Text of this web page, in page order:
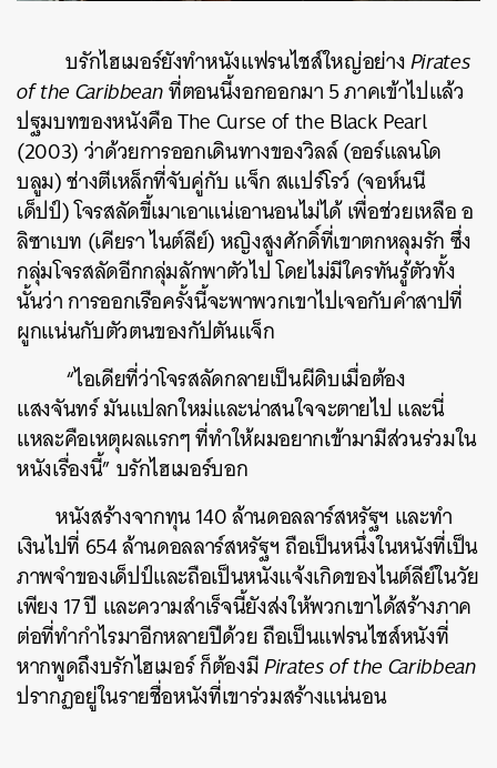
บรักไฮเมอร์ยังทำหนังแฟรนไชส์ใหญ่อย่างPirates
of the Caribbeanที่ตอนนี้งอกออกมา 5 ภาคเข้าไปแล้ว
ปฐมบทของหนังคือThe Curse of the Black Pearl
(2003) ว่าด้วยการออกเดินทางของวิลล์ (ออร์แลนโด
บลูม) ช่างตีเหล็กที่จับคู่กับ แจ็ก สแปร์โรว์ (จอห์นนี
เด็ปป์) โจรสลัดขี้เมาเอาแน่เอานอนไม่ได้ เพื่อช่วยเหลือ อ
ลิซาเบท (เคียรา ไนต์ลีย์) หญิงสูงศักดิ์ที่เขาตกหลุมรัก ซึ่ง
กลุ่มโจรสลัดอีกกลุ่มลักพาตัวไป โดยไม่มีใครทันรู้ตัวทั้ง
นั้นว่า การออกเรือครั้งนี้จะพาพวกเขาไปเจอกับคำสาปที่
ผูกแน่นกับตัวตนของกัปตันแจ็ก
“ไอเดียที่ว่าโจรสลัดกลายเป็นผีดิบเมื่อต้อง
แสงจันทร์ มันแปลกใหม่และน่าสนใจจะตายไป และนี่
แหละคือเหตุผลแรกๆ ที่ทำให้ผมอยากเข้ามามีส่วนร่วมใน
หนังเรื่องนี้” บรักไฮเมอร์บอก
หนังสร้างจากทุน 140 ล้านดอลลาร์สหรัฐฯ และทำ
เงินไปที่ 654 ล้านดอลลาร์สหรัฐฯ ถือเป็นหนึ่งในหนังที่เป็น
ภาพจำของเด็ปป์และถือเป็นหนังแจ้งเกิดของไนต์ลีย์ในวัย
เพียง 17 ปี และความสำเร็จนี้ยังส่งให้พวกเขาได้สร้างภาค
ต่อที่ทำกำไรมาอีกหลายปีด้วย ถือเป็นแฟรนไชส์หนังที่
หากพูดถึงบรักไฮเมอร์ ก็ต้องมีPirates of the Caribbean
ปรากฏอยู่ในรายชื่อหนังที่เขาร่วมสร้างแน่นอน